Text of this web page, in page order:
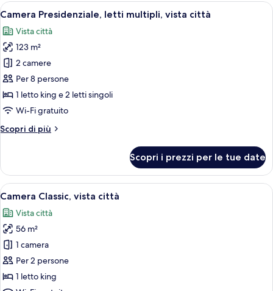
Apri
tutte
le
foto
per
Camera
Presidenziale,
letti
multipli,
vista
Una camera d'albergo moderna
17
Camera Presidenziale, letti multipli, vista città
Vista città
123 m²
2 camere
Per 8 persone
1 letto king e 2 letti singoli
Wi-Fi gratuito
Scopri di più
Altri
Presidenziale,
letti
multipli,
città
Scopri i prezzi per le tue date
Apri
tutte
le
foto
per
Camera
Classic,
vista
Una camera d'albergo moderna con
10
Camera Classic, vista città
Vista città
56 m²
1 camera
Per 2 persone
1 letto king